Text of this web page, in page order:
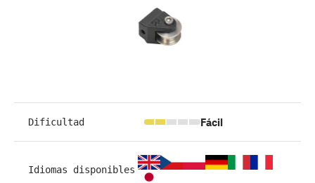
Dificultad Fácil
Idiomas disponibles